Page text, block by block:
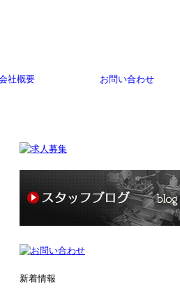
社概要 お問い合わせ
新着情報